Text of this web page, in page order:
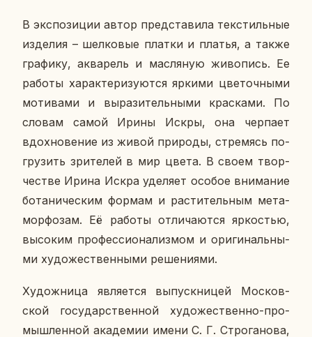
В экс­по­зи­ции автор пред­ста­ви­ла тек­стиль­ные
из­де­лия – шел­ко­вые платки и платья, а также
гра­фи­ку, ак­ва­рель и мас­ля­ную жи­во­пись. Ее
работы ха­рак­те­ри­зу­ют­ся яркими цве­точ­ны­ми
мо­ти­ва­ми и вы­ра­зи­тель­ны­ми крас­ка­ми. По
словам самой Ирины Искры, она чер­па­ет
вдох­но­ве­ние из живой при­ро­ды, стре­мясь по­
гру­зить зри­те­лей в мир цвета. В своем твор­
че­стве Ирина Искра уде­ля­ет особое вни­ма­ние
бо­та­ни­че­ским формам и рас­ти­тель­ным ме­та­
мор­фо­зам. Её работы от­ли­ча­ют­ся яр­ко­стью,
вы­со­ким про­фес­си­о­на­лиз­мом и ори­ги­наль­ны­
ми ху­до­же­ствен­ны­ми ре­ше­ни­я­ми.
Ху­дож­ни­ца яв­ля­ет­ся вы­пуск­ни­цей Мос­ков­
ской го­су­дар­ствен­ной ху­до­же­ствен­но-про­
мыш­лен­ной ака­де­мии имени С. Г. Стро­га­но­ва,